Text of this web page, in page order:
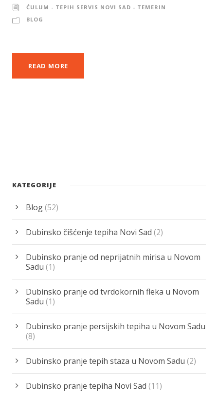
ĆULUM - TEPIH SERVIS NOVI SAD - TEMERIN
BLOG
READ MORE
KATEGORIJE
Blog(52)
Dubinsko čišćenje tepiha Novi Sad (2)
Dubinsko pranje od neprijatnih mirisa u Novom
Sadu (1)
Dubinsko pranje od tvrdokornih fleka u Novom
Sadu (1)
Dubinsko pranje persijskih tepiha u Novom Sadu
(8)
Dubinsko pranje tepih staza u Novom Sadu (2)
Dubinsko pranje tepiha Novi Sad (11)